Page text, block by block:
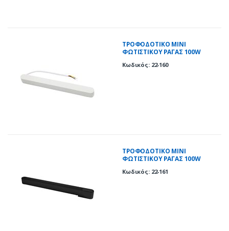
ΤΡΟΦΟΔΟΤΙΚΟ ΜΙΝΙ
ΦΩΤΙΣΤΙΚΟΥ ΡΑΓΑΣ 100W
Κωδικός: 22-160
ΤΡΟΦΟΔΟΤΙΚΟ ΜΙΝΙ
ΦΩΤΙΣΤΙΚΟΥ ΡΑΓΑΣ 100W
Κωδικός: 22-161